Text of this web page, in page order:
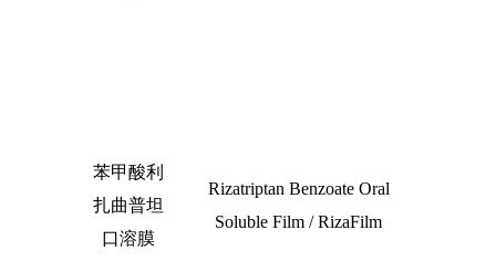
苯甲酸利
扎曲普坦
口溶膜
Rizatriptan Benzoate Oral
Soluble Film / RizaFilm